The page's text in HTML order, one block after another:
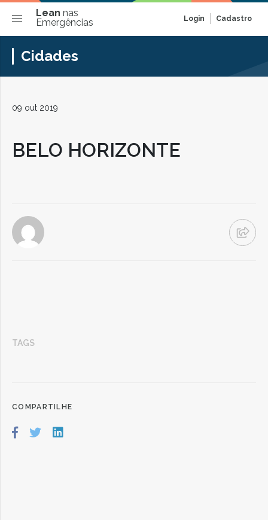
Lean nas
Emergências
Login Cadastro
Cidades
09 out 2019
BELO HORIZONTE
TAGS
COMPARTILHE